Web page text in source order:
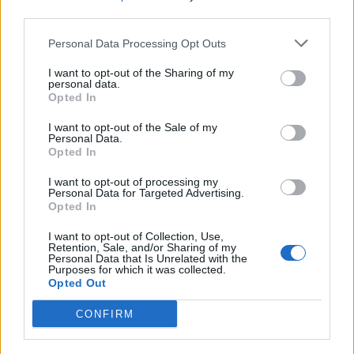
Personal Data Processing Opt Outs
I want to opt-out of the Sharing of my
personal data.
Opted In
I want to opt-out of the Sale of my
Personal Data.
Opted In
I want to opt-out of processing my
Personal Data for Targeted Advertising.
Opted In
I want to opt-out of Collection, Use,
Retention, Sale, and/or Sharing of my
Personal Data that Is Unrelated with the
Purposes for which it was collected.
Opted Out
CONFIRM
00:00 01:16
Leonardo Maria Del Vecchio dall'ex compagna